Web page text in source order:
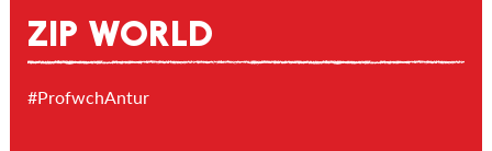
ZIP WORLD
#ProfwchAntur